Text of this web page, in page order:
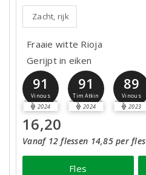
Zacht, rijk
Fraaie witte Rioja
Gerijpt in eiken
91
Vinous
2024
91
Tim Atkin
2024
89
Vinous
2023
16,20
Vanaf 12 flessen 14,85 per fles
Fles